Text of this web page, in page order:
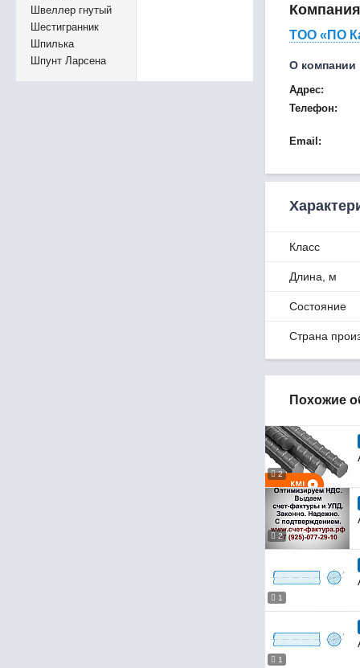
Швеллер гнутый
Шестигранник
Шпилька
Шпунт Ларсена
Компания
ТОО «ПО
О компании
Адрес:
Телефон:
Email:
Класс
Длина, м
Состояние
Страна
Похожие
2
2
1
1